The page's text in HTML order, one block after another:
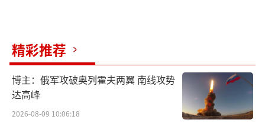
精彩推荐
博主：俄军攻破奥列霍夫两翼 南线攻势
达高峰
2026-08-09 10:06:18